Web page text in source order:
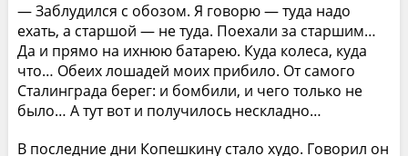
— Заблудился с обозом. Я говорю — туда надо
ехать, а старшой — не туда. Поехали за старшим…
Да и прямо на ихнюю батарею. Куда колеса, куда
что… Обеих лошадей моих прибило. От самого
Сталинграда берег: и бомбили, и чего только не
было… А тут вот и получилось нескладно…
В последние дни Копешкину стало худо. Говорил он